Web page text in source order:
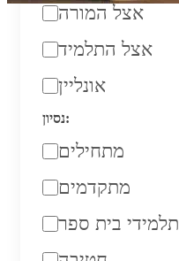
אצל המורה
אצל התלמיד
אונליין
נסיון:
מתחילים
מתקדמים
תלמידי בית ספר